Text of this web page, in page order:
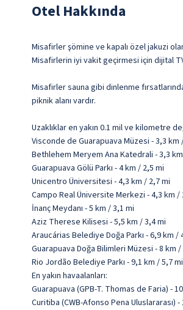
Otel Hakkında
Misafirler şömine ve kapalı özel jakuzi
Misafirlerin iyi vakit geçirmesi için dijital
Misafirler sauna gibi dinlenme
piknik alanı vardır.
Uzaklıklar en yakın 0.1 mil ve kilometre
Visconde de Guarapuava Müzesi - 3,3 km
Bethlehem Meryem Ana Katedrali - 3,3
Guarapuava Gölü Parkı - 4 km / 2,5 mi
Unicentro Üniversitesi - 4,3 km / 2,7 mi
Campo Real Üniversite Merkezi - 4,3 km /
İnanç Meydanı - 5 km / 3,1 mi
Aziz Therese Kilisesi - 5,5 km / 3,4 mi
Araucárias Belediye Doğa Parkı - 6,9 km /
Guarapuava Doğa Bilimleri Müzesi - 8 km /
Rio Jordão Belediye Parkı - 9,1 km / 5,7 mi
En yakın havaalanları:
Guarapuava (GPB-T. Thomas de Faria) -
Curitiba (CWB-Afonso Pena Uluslararası)